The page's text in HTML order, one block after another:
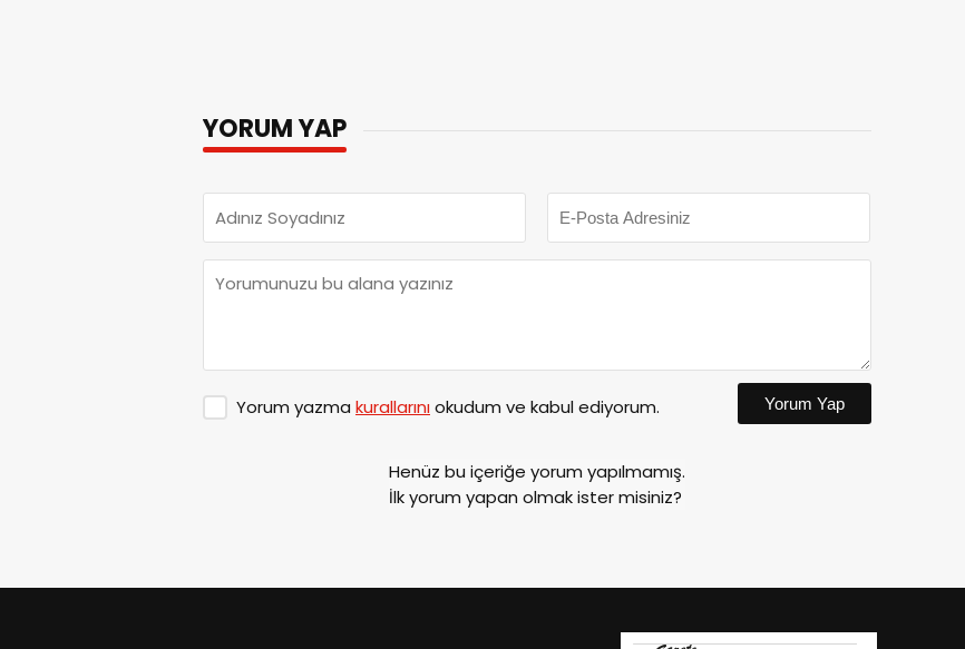
YORUM YAP
Yorum yazma kurallarınıokudum ve kabul ediyorum. Yorum Yap
Henüz bu içeriğe yorum yapılmamış.
İlk yorum yapan olmak ister misiniz?